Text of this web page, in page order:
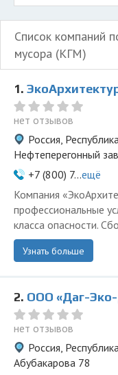
Список компаний
мусора (КГМ)
1.
нет отзывов
Россия,
Нефтеперегонный
+7 (800) 7...ещё
Компания
профессиональные
класса опасности.
Узнать больше
2. ООО «Даг-
нет отзывов
Россия,
Абубакарова 78